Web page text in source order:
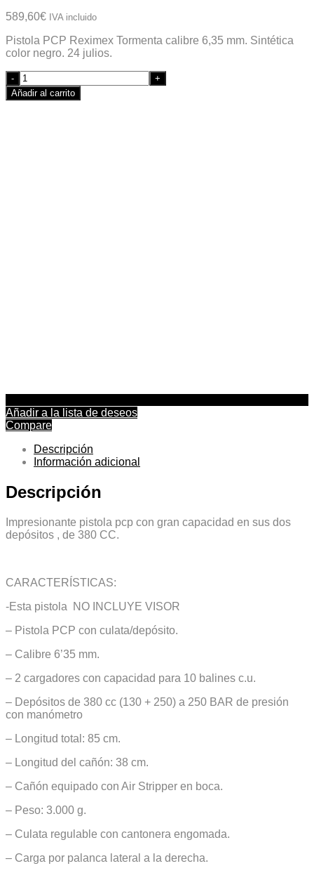
589,60€ IVA incluido
Pistola PCP Reximex Tormenta calibre 6,35 mm. Sintética
color negro. 24 julios.
Quantity
Añadir al carrito
Añadir a la lista de deseos
Compare
Descripción
Información adicional
Descripción
Impresionante pistola pcp con gran capacidad en sus dos
depósitos , de 380 CC.
CARACTERÍSTICAS:
-Esta pistola NO INCLUYE VISOR
– Pistola PCP con culata/depósito.
– Calibre 6’35 mm.
– 2 cargadores con capacidad para 10 balines c.u.
– Depósitos de 380 cc (130 + 250) a 250 BAR de presión
con manómetro
– Longitud total: 85 cm.
– Longitud del cañón: 38 cm.
– Cañón equipado con Air Stripper en boca.
– Peso: 3.000 g.
– Culata regulable con cantonera engomada.
– Carga por palanca lateral a la derecha.